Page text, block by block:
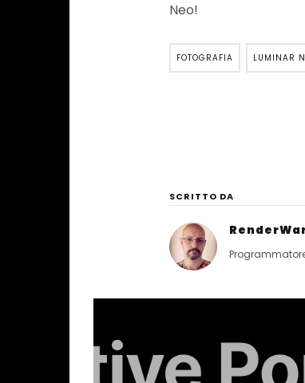
Neo!
FOTOGRAFIA LUMINAR
SCRITTO DA